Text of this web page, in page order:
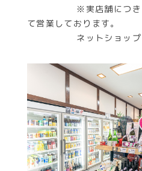
※実店舗につきまし
て営業しております。
ネットショップ／